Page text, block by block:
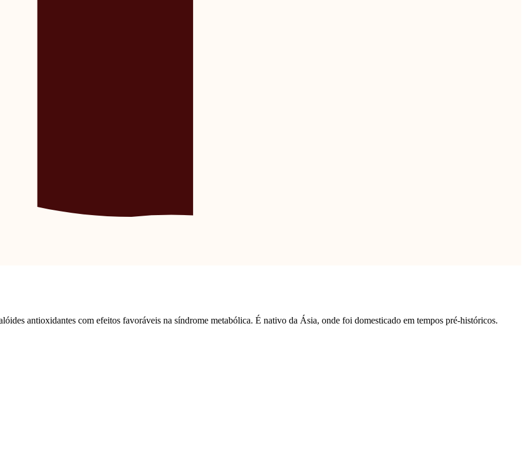
antioxidantes com efeitos favoráveis ​​na síndrome metabólica. É nativo da Ásia, onde foi domesticado em tempos pré-históricos.